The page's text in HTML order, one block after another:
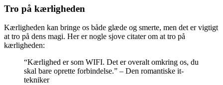
Tro på kærligheden
Kærligheden kan bringe os både glæde og smerte, men det er vigtigt
at tro på dens magi. Her er nogle sjove citater om at tro på
kærligheden:
“Kærlighed er som WIFI. Det er overalt omkring os, du
skal bare oprette forbindelse.” – Den romantiske it-
tekniker